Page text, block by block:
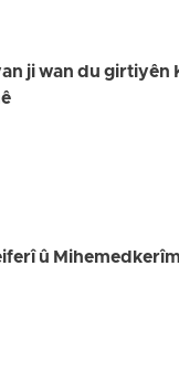
ji wan du girtiyên
û